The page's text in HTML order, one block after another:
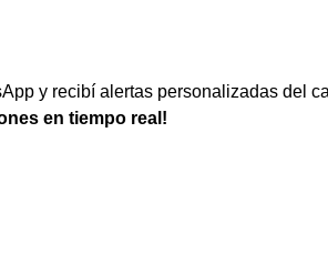
y recibí alertas personalizadas del
en tiempo real!